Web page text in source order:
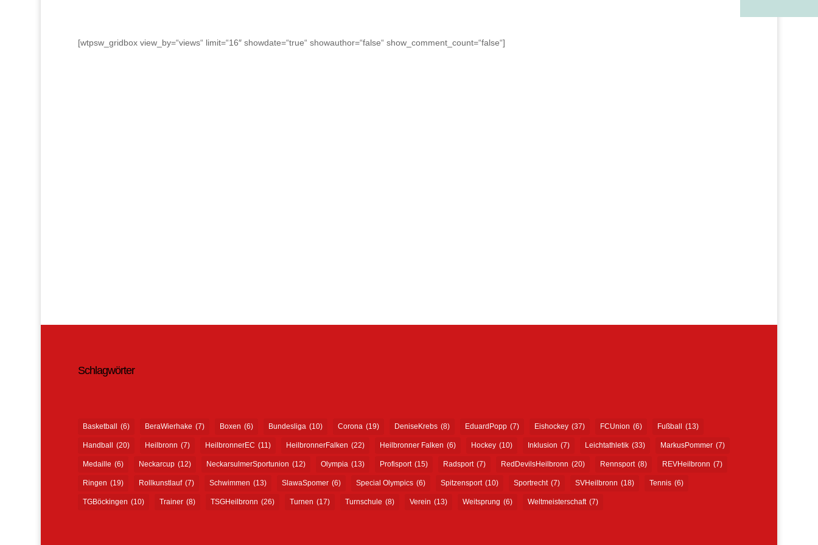
[wtpsw_gridbox view_by=“views“ limit=“16″ showdate=“true“ showauthor=“false“ show_comment_count=“false“]
Schlagwörter
Basketball (6) BeraWierhake (7) Boxen (6) Bundesliga (10) Corona (19) DeniseKrebs (8) EduardPopp (7) Eishockey (37) FCUnion (6) Fußball (13)
Handball (20) Heilbronn (7) HeilbronnerEC (11) HeilbronnerFalken (22) Heilbronner Falken (6) Hockey (10) Inklusion (7) Leichtathletik (33) MarkusPommer (7)
Medaille (6) Neckarcup (12) NeckarsulmerSportunion (12) Olympia (13) Profisport (15) Radsport (7) RedDevilsHeilbronn (20) Rennsport (8) REVHeilbronn (7)
Ringen (19) Rollkunstlauf (7) Schwimmen (13) SlawaSpomer (6) Special Olympics (6) Spitzensport (10) Sportrecht (7) SVHeilbronn (18) Tennis (6)
TGBöckingen (10) Trainer (8) TSGHeilbronn (26) Turnen (17) Turnschule (8) Verein (13) Weitsprung (6) Weltmeisterschaft (7)